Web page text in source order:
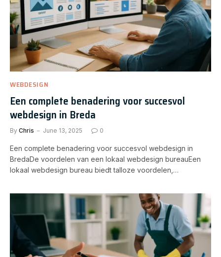
WEBDESIGN
Een complete benadering voor succesvol
webdesign in Breda
By Chris June 13, 2025 0
Een complete benadering voor succesvol webdesign in
BredaDe voordelen van een lokaal webdesign bureauEen
lokaal webdesign bureau biedt talloze voordelen,…